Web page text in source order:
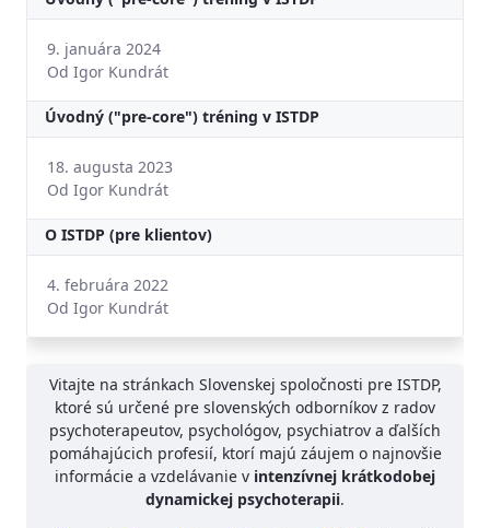
Vitajte na stránkach Slovenskej spoločnosti pre ISTDP,
ktoré sú určené pre slovenských odborníkov z radov
psychoterapeutov, psychológov, psychiatrov a ďalších
pomáhajúcich profesií, ktorí majú záujem o najnovšie
informácie a vzdelávanie v intenzívnej krátkodobej
dynamickej psychoterapii.
9. januára 2024
Od Igor Kundrát
Úvodný ("pre-core") tréning v ISTDP
18. augusta 2023
Od Igor Kundrát
O ISTDP (pre klientov)
4. februára 2022
Od Igor Kundrát